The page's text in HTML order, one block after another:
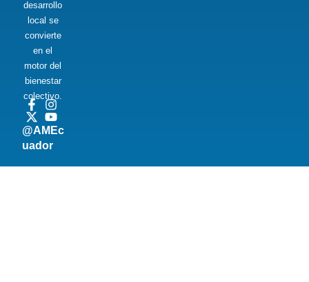
desarrollo
local se
convierte
en el
motor del
bienestar
colectivo.
@AMEc
uador